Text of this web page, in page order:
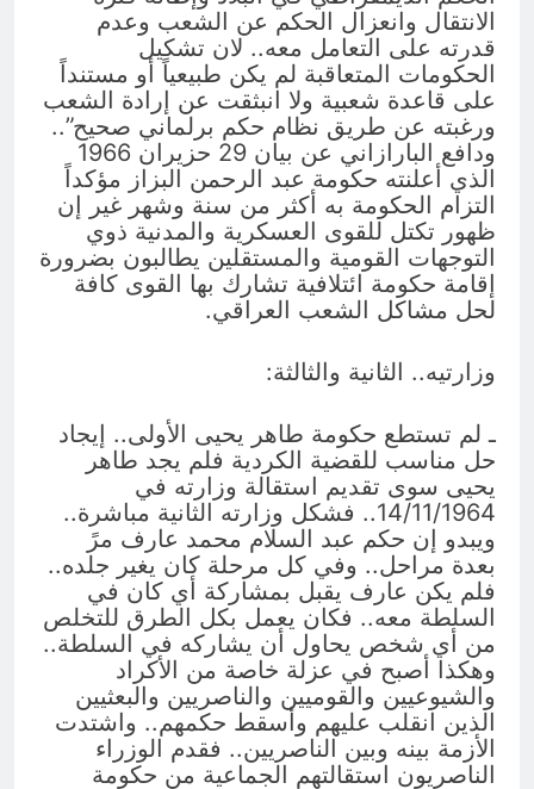
الانتقال وانعزال الحكم عن الشعب وعدم
قدرته على التعامل معه.. لان تشكيل
الحكومات المتعاقبة لم يكن طبيعياً أو مستنداً
على قاعدة شعبية ولا انبثقت عن إرادة الشعب
ورغبته عن طريق نظام حكم برلماني صحيح”..
ودافع البارازاني عن بيان 29 حزيران 1966
الذي أعلنته حكومة عبد الرحمن البزاز مؤكداً
التزام الحكومة به أكثر من سنة وشهر غير إن
ظهور تكتل للقوى العسكرية والمدنية ذوي
التوجهات القومية والمستقلين يطالبون بضرورة
إقامة حكومة ائتلافية تشارك بها القوى كافة
لحل مشاكل الشعب العراقي.
وزارتيه.. الثانية والثالثة:
ـ لم تستطع حكومة طاهر يحيى الأولى.. إيجاد
حل مناسب للقضية الكردية فلم يجد طاهر
يحيى سوى تقديم استقالة وزارته في
14/11/1964.. فشكل وزارته الثانية مباشرة..
ويبدو إن حكم عبد السلام محمد عارف مرً
بعدة مراحل.. وفي كل مرحلة كان يغير جلده..
فلم يكن عارف يقبل بمشاركة أي كان في
السلطة معه.. فكان يعمل بكل الطرق للتخلص
من أي شخص يحاول أن يشاركه في السلطة..
وهكذا أصبح في عزلة خاصة من الأكراد
والشيوعيين والقوميين والناصريين والبعثيين
الذين انقلب عليهم وأسقط حكمهم.. واشتدت
الأزمة بينه وبين الناصريين.. فقدم الوزراء
الناصريون استقالتهم الجماعية من حكومة